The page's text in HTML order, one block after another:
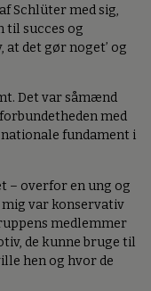
Schlüter med sig,
til succes og
at det gør noget’ og
Det var såmænd
med
fundament i
– overfor en ung og
var konservativ
medlemmer
de kunne bruge til
hen og hvor de